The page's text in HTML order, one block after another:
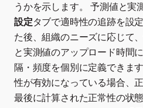
うかを示します。 予測値と実
設定タブで適時性の追跡を設
た後、組織のニーズに応じて
と実測値のアップロード時間
隔・頻度を個別に定義できま
性が有効になっている場合、
最後に計算された正常性の状